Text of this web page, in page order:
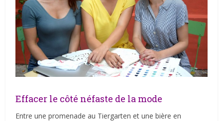
Effacer le côté néfaste de la mode
Entre une promenade au Tiergarten et une bière en